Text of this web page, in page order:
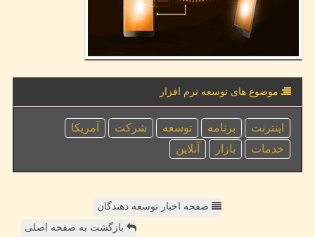
موضوع های توسعه نرم افزار
اینترنت برنامه توسعه شركت
آمریكا
خدمات
بازار آنلاین
صفحه اخبار توسعه دهندگان
بازگشت به صفحه اصلی